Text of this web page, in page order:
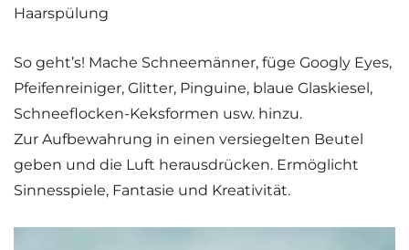
Haarspülung
So geht’s! Mache Schneemänner, füge Googly Eyes,
Pfeifenreiniger, Glitter, Pinguine, blaue Glaskiesel,
Schneeflocken-Keksformen usw. hinzu.
Zur Aufbewahrung in einen versiegelten Beutel
geben und die Luft herausdrücken. Ermöglicht
Sinnesspiele, Fantasie und Kreativität.